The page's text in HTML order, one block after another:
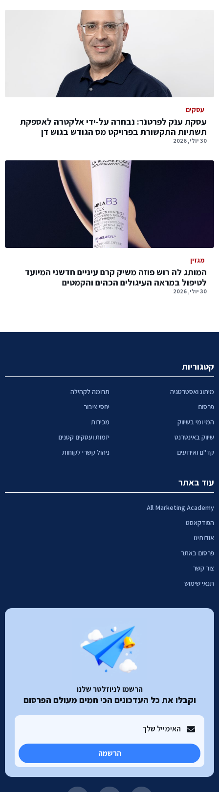
עסקים
עסקת ענק לפרטנר: נבחרה על-ידי אלקטרה לאספקת
תשתיות התקשורת בפרויקט מס הגודש בגוש דן
30 יולי, 2026
מגזין
המותג לה רוש פוזה משיק קרם עיניים חדשני המיועד
לטיפול במראה העיגולים הכהים והקמטים
30 יולי, 2026
קטגוריות
מיתוג ואסטרטגיה
פרסום
המי ומי בשיווק
שיווק באינטרנט
קד"ם ואירועים
תרומה לקהילה
יחסי ציבור
מכירות
יזמות ועסקים קטנים
ניהול קשרי לקוחות
עוד באתר
All Marketing Academy
הפודקאסט
אודותינו
פרסום באתר
צור קשר
תנאי שימוש
הרשמו לניוזלטר שלנו
וקבלו את כל העדכונים הכי חמים מעולם הפרסום
הרשמה